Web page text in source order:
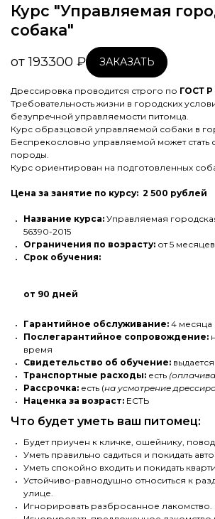
Курс "Управляемая
собака"
от 193300 ₽ ЗАКАЗАТЬ
Дрессировка проводится строго по ГОСТ Р
Требовательность жизни в городских
безупречной управляемости питомца.
Курс образцовой управляемой собаки в
Беспрекословно управляемой может стать
породы.
Курс ориентирован на подготовленных
Цена за занятие по курсу: 2 500 рублей
Название курса: Управляемая
56390-2015
Ограничения по возрасту: от 5
Срок обучения:
от 90 дней
Гарантийное обслуживание: 4 месяца
Послегарантийное сопровождение:
время
Свидетельство об обучение: выдается
Транспортные расходы: есть
Рассрочка: есть (на усмотрение
Наценка за возраст: ЕСТЬ
Что будет уметь ваш питомец:
Будет приучен к кличке, ошейнику,
Уметь правильно садиться и покидать
Уметь спокойно входить и покидать
Устойчиво-равнодушно относиться к
улице.
Игнорировать разбросанное лакомство.